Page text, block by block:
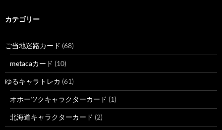
カテゴリー
ご当地迷路カード (68)
metacaカード (10)
ゆるキャラトレカ (61)
オホーツクキャラクターカード (1)
北海道キャラクターカード (2)